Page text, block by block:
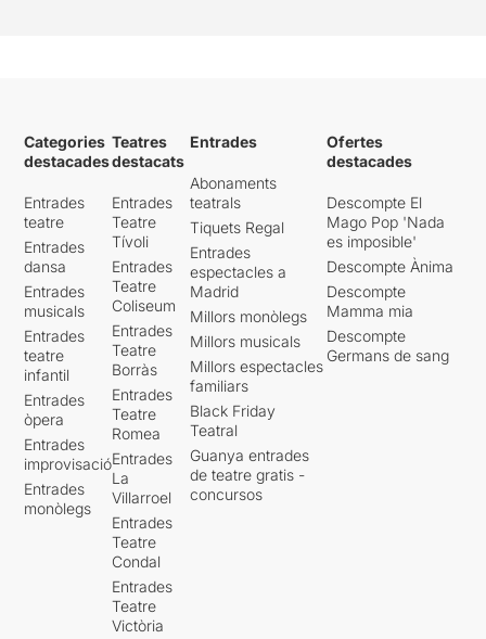
Categories
destacades
Entrades
teatre
Entrades
dansa
Entrades
musicals
Entrades
teatre
infantil
Entrades
òpera
Entrades
improvisació
Entrades
monòlegs
Teatres
destacats
Entrades
Teatre
Tívoli
Entrades
Teatre
Coliseum
Entrades
Teatre
Borràs
Entrades
Teatre
Romea
Entrades
La
Villarroel
Entrades
Teatre
Condal
Entrades
Teatre
Victòria
Entrades
Abonaments
teatrals
Tiquets Regal
Entrades
espectacles a
Madrid
Millors monòlegs
Millors musicals
Millors espectacles
familiars
Black Friday
Teatral
Guanya entrades
de teatre gratis -
concursos
Ofertes
destacades
Descompte El
Mago Pop 'Nada
es imposible'
Descompte Ànima
Descompte
Mamma mia
Descompte
Germans de sang